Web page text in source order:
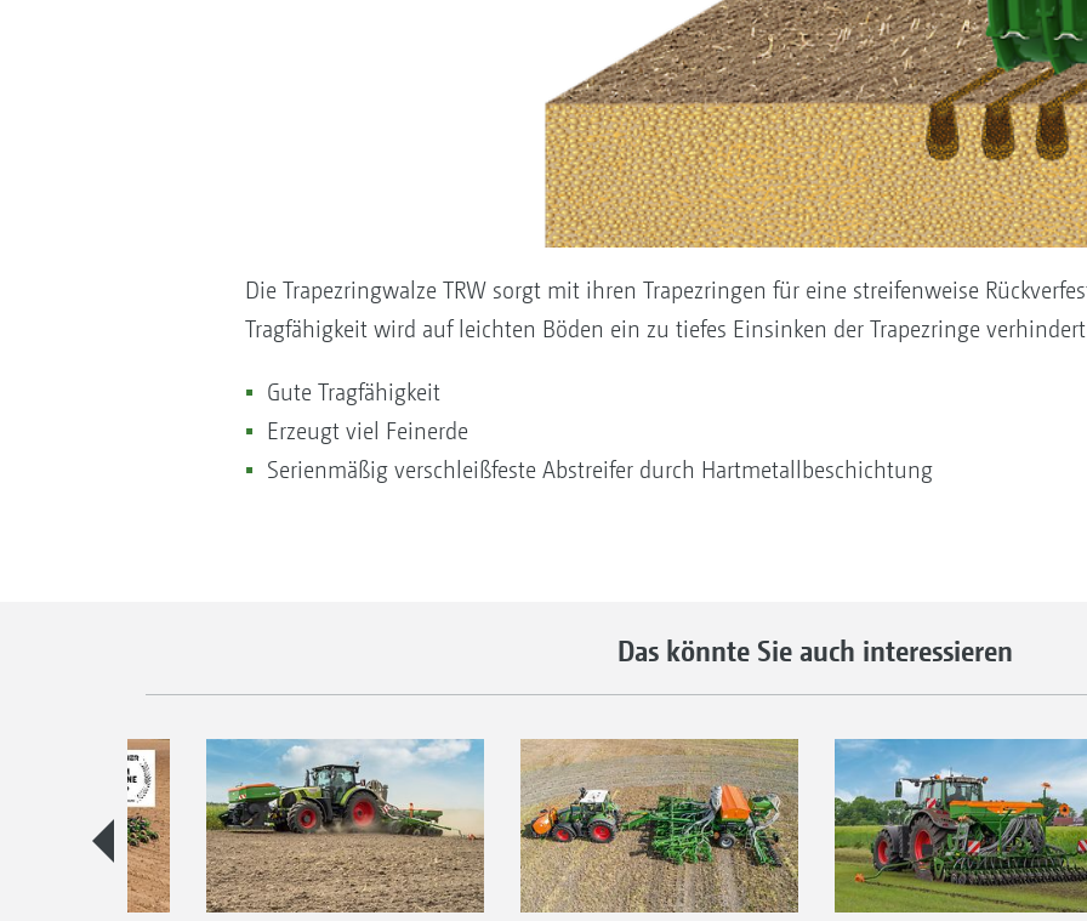
Die Trapezringwalze TRW sorgt mit ihren Trapezringen für eine streifenweise
Tragfähigkeit wird auf leichten Böden ein zu tiefes Einsinken der Trapezringe
Gute Tragfähigkeit
Erzeugt viel Feinerde
Serienmäßig verschleißfeste Abstreifer durch Hartmetallbeschichtung
Das könnte Sie auch interessieren